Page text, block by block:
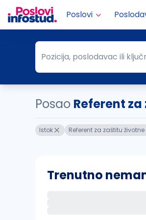
Poslovi
Pozicija, poslodavac ili
Pozicija, poslodavac ili
Posao Referent
Istok Referent za zaštitu
Trenutno